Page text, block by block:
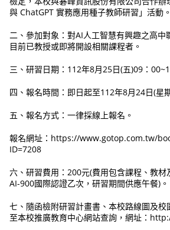
與 ChatGPT 實務應用種子教師研習」活動。
二、參加對象：對AI人工智慧有興趣之高中
目前已教授或即將開設相關課程者。
三、研習日期：112年8月25日(五)09：
四、報名時間：即日起至112年8月24日(星
五、報名方式：一律採線上報名。
報名網址：https://www.gotop.com.tw/
ID=7208
六、研習費用：200元(費用包含課程、教材
AI-900國際認證乙次，研習期間供應午餐)。
七、隨函檢附研習計畫書、本校路線圖及
至本校推廣教育中心網站查詢，網址：